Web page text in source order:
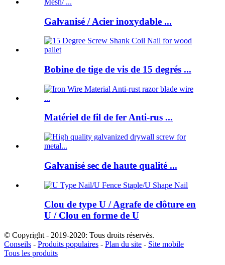
Galvanisé / Acier inoxydable ...
Bobine de tige de vis de 15 degrés ...
Matériel de fil de fer Anti-rus ...
Galvanisé sec de haute qualité ...
Clou de type U / Agrafe de clôture en
U / Clou en forme de U
© Copyright - 2019-2020: Tous droits réservés.
Conseils - Produits populaires - Plan du site - Site mobile
Tous les produits